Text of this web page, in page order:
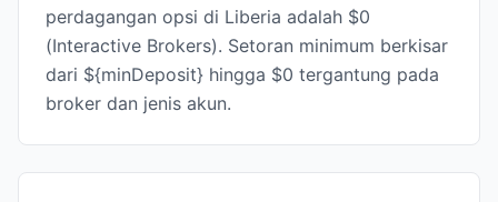
perdagangan opsi di Liberia adalah $0
(Interactive Brokers). Setoran minimum berkisar
dari ${minDeposit} hingga $0 tergantung pada
broker dan jenis akun.